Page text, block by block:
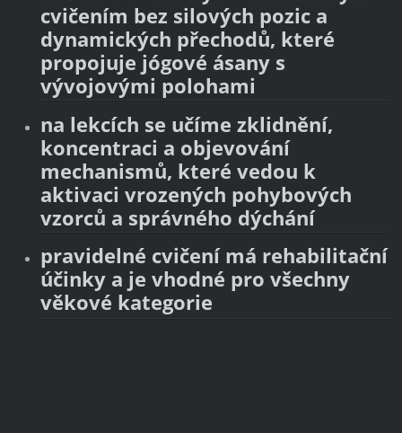
cvičením bez silových pozic a
dynamických přechodů, které
propojuje jógové ásany s
vývojovými polohami
na lekcích se učíme zklidnění,
koncentraci a objevování
mechanismů, které vedou k
aktivaci vrozených pohybových
vzorců a správného dýchání
pravidelné cvičení má rehabilitační
účinky a je vhodné pro všechny
věkové kategorie